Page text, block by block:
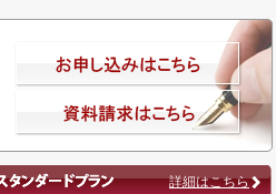
詳細はこちら